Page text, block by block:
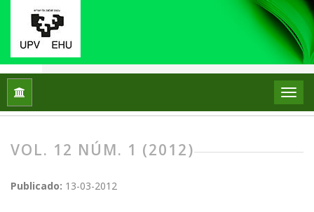
Inicio
VOL. 12 NÚM. 1 (2012)
Publicado: 13-03-2012